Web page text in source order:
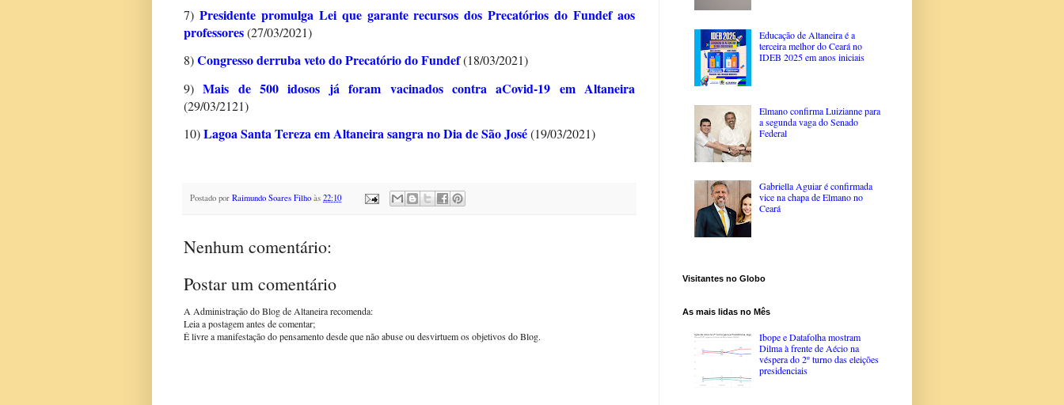
7) Presidente promulga Lei que garante recursos dos Precatórios do Fundef aos
professores(27/03/2021)
8)Congresso derruba veto do Precatório do Fundef(18/03/2021)
9)Mais de 500 idosos já foram vacinados contra aCovid-19 em Altaneira
(29/03/2121)
10)Lagoa Santa Tereza em Altaneira sangra no Dia de São José(19/03/2021)
Postado por Raimundo Soares Filho às 22:10
Nenhum comentário:
Postar um comentário
A Administração do Blog de Altaneira recomenda:
Leia a postagem antes de comentar;
É livre a manifestação do pensamento desde que não abuse ou desvirtuem os objetivos do Blog.
Educação de Altaneira é a
terceira melhor do Ceará no
IDEB 2025 em anos iniciais
Elmano confirma Luizianne para
a segunda vaga do Senado
Federal
Gabriella Aguiar é confirmada
vice na chapa de Elmano no
Ceará
Visitantes no Globo
As mais lidas no Mês
Ibope e Datafolha mostram
Dilma à frente de Aécio na
véspera do 2º turno das eleições
presidenciais